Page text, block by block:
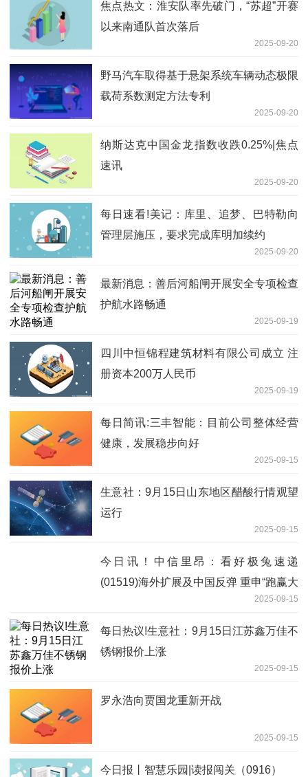
焦点热文：淮安队率先破门，“苏超”开赛
以来南通队首次落后
2025-09-20
野马汽车取得基于悬架系统车辆动态极限
载荷系数测定方法专利
2025-09-20
纳斯达克中国金龙指数收跌0.25%|焦点
速讯
2025-09-20
每日速看!美记：库里、追梦、巴特勒向
管理层施压，要求完成库明加续约
2025-09-20
最新消息：善后河船闸开展安全专项检查
护航水路畅通
2025-09-19
四川中恒锦程建筑材料有限公司成立 注
册资本200万人民币
2025-09-19
每日简讯:三丰智能：目前公司整体经营
健康，发展稳步向好
2025-09-15
生意社：9月15日山东地区醋酸行情观望
运行
2025-09-15
今日讯！中信里昂：看好极兔速递
(01519)海外扩展及中国反弹 重申“跑赢大
2025-09-15
每日热议!生意社：9月15日江苏鑫万佳不
锈钢报价上涨
2025-09-15
罗永浩向贾国龙重新开战
2025-09-15
今日报丨智慧乐园|读报闯关（0916）